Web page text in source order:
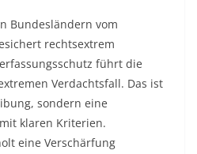
Bundesländern vom
rechtsextrem
führt die
Verdachtsfall. Das ist
sondern eine
klaren Kriterien.
eine Verschärfung